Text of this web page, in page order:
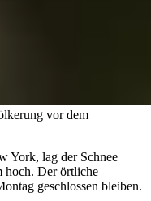
vor dem
York, lag der Schnee
hoch. Der örtliche
geschlossen bleiben.